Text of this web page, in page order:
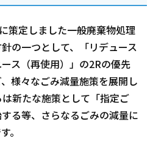
策定しました一般廃棄物処理
の一つとして、「リデュース
ース（再使用）」の2Rの優先
様々なごみ減量施策を展開し
新たな施策として「指定ご
る等、さらなるごみの減量に
。